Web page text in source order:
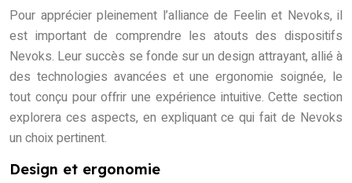
Pour apprécier pleinement l’alliance de Feelin et Nevoks, il
est important de comprendre les atouts des dispositifs
Nevoks. Leur succès se fonde sur un design attrayant, allié à
des technologies avancées et une ergonomie soignée, le
tout conçu pour offrir une expérience intuitive. Cette section
explorera ces aspects, en expliquant ce qui fait de Nevoks
un choix pertinent.
Design et ergonomie